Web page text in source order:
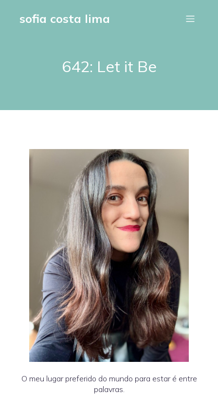
sofia costa lima
642: Let it Be
O meu lugar preferido do mundo para estar é entre
palavras.